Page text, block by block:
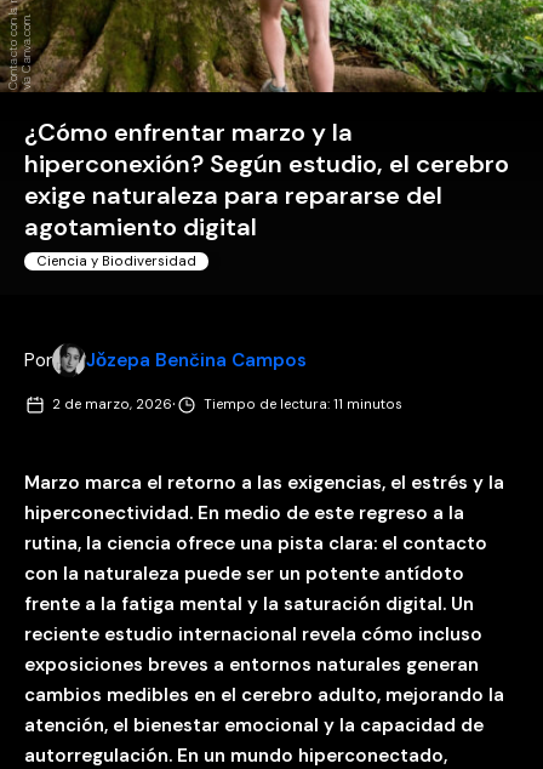
l
.
¿Cómo enfrentar marzo y la
hiperconexión? Según estudio, el cerebro
exige naturaleza para repararse del
agotamiento digital
Ciencia y Biodiversidad
Por Jǒzepa Benčina Campos
2 de marzo, 2026· Tiempo de lectura: 11 minutos
Marzo marca el retorno a las exigencias, el estrés y la
hiperconectividad. En medio de este regreso a la
rutina, la ciencia ofrece una pista clara: el contacto
con la naturaleza puede ser un potente antídoto
frente a la fatiga mental y la saturación digital. Un
reciente estudio internacional revela cómo incluso
exposiciones breves a entornos naturales generan
cambios medibles en el cerebro adulto, mejorando la
atención, el bienestar emocional y la capacidad de
autorregulación. En un mundo hiperconectado,